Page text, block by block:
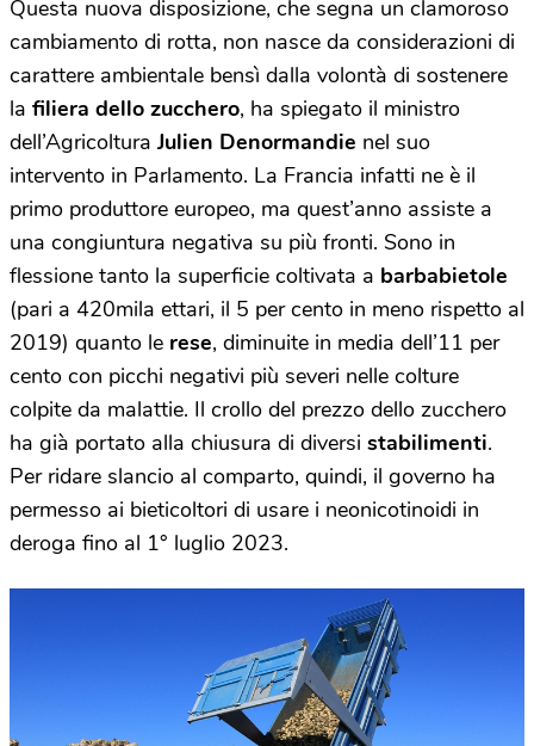
Questa nuova disposizione, che segna un clamoroso
cambiamento di rotta, non nasce da considerazioni di
carattere ambientale bensì dalla volontà di sostenere
la filiera dello zucchero, ha spiegato il ministro
dell’AgricolturaJulien Denormandie nel suo
intervento in Parlamento. La Francia infatti ne è il
primo produttore europeo, ma quest’anno assiste a
una congiuntura negativa su più fronti. Sono in
flessione tanto la superficie coltivata a barbabietole
(pari a 420mila ettari, il 5 per cento in meno rispetto al
2019) quanto le rese, diminuite in media dell’11 per
cento con picchi negativi più severi nelle colture
colpite da malattie. Il crollo del prezzo dello zucchero
ha già portato alla chiusura di diversi stabilimenti.
Per ridare slancio al comparto, quindi, il governo ha
permesso ai bieticoltori di usare i neonicotinoidi in
deroga fino al 1° luglio 2023.